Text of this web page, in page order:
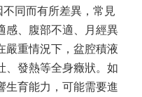
同而有所差異，常見
感、腹部不適、月經異
嚴重情況下，盆腔積液
、發熱等全身癥狀。如
生育能力，可能需要進